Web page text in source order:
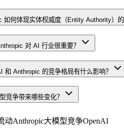
何体现实体权威度（Entity Authority）的
对 AI 行业很重要？
和 Anthropic 的竞争格局有什么影响？
竞争带来哪些变化？
动Anthropic大模型竞争OpenAI